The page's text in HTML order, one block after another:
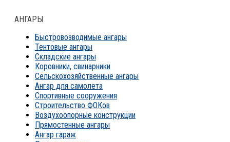
АНГАРЫ
Быстровозводимые ангары
Тентовые ангары
Складские ангары
Коровники, свинарники
Сельскохозяйственные ангары
Ангар для самолета
Спортивные сооружения
Строительство ФОКов
Воздухоопорные конструкции
Прямостенные ангары
Ангар гараж